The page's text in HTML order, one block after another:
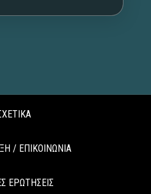
/ ΕΠΙΚΟΙΝΩΝΙΑ
ΕΡΩΤΗΣΕΙΣ